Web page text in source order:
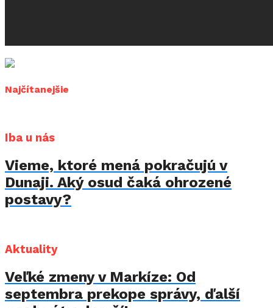
Najčítanejšie
Iba u nás
Vieme, ktoré mená pokračujú v
Dunaji. Aký osud čaká ohrozené
postavy?
Aktuality
Veľké zmeny v Markíze: Od
septembra prekope správy, ďalší